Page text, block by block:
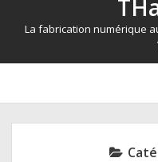
La fabrication numérique
LE